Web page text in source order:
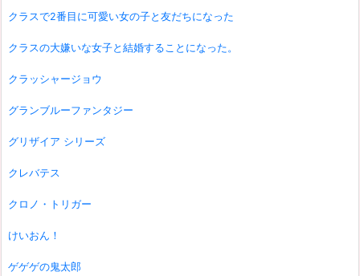
クラスで2番目に可愛い女の子と友だちになった
クラスの大嫌いな女子と結婚することになった。
クラッシャージョウ
グランブルーファンタジー
グリザイア シリーズ
クレバテス
クロノ・トリガー
けいおん！
ゲゲゲの鬼太郎